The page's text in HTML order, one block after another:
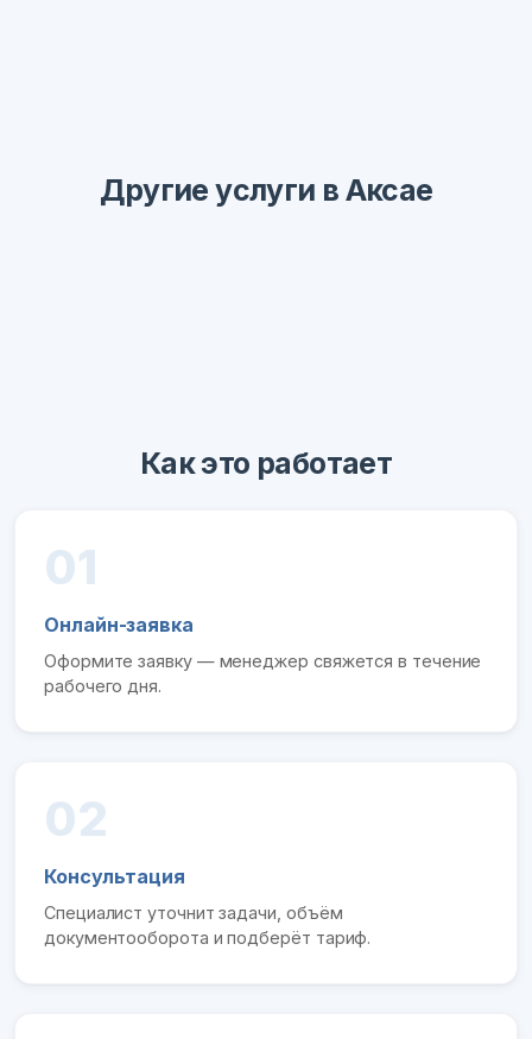
Другие услуги в Аксае
Как это работает
01
Онлайн-заявка
Оформите заявку — менеджер свяжется в течение
рабочего дня.
02
Консультация
Специалист уточнит задачи, объём
документооборота и подберёт тариф.